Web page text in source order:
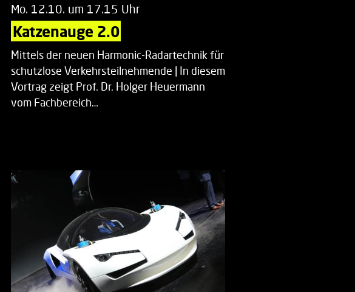
Mo. 12.10. um 17.15 Uhr
Katzenauge 2.0
Mittels der neuen Harmonic-Radartechnik für
schutzlose Verkehrsteilnehmende | In diesem
Vortrag zeigt Prof. Dr. Holger Heuermann
vom Fachbereich…